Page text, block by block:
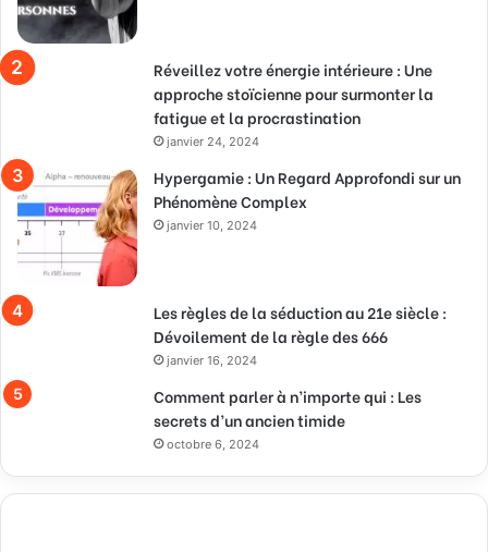
Réveillez votre énergie intérieure : Une
approche stoïcienne pour surmonter la
fatigue et la procrastination
janvier 24, 2024
Hypergamie : Un Regard Approfondi sur un
Phénomène Complex
janvier 10, 2024
Les règles de la séduction au 21e siècle :
Dévoilement de la règle des 666
janvier 16, 2024
Comment parler à n’importe qui : Les
secrets d’un ancien timide
octobre 6, 2024